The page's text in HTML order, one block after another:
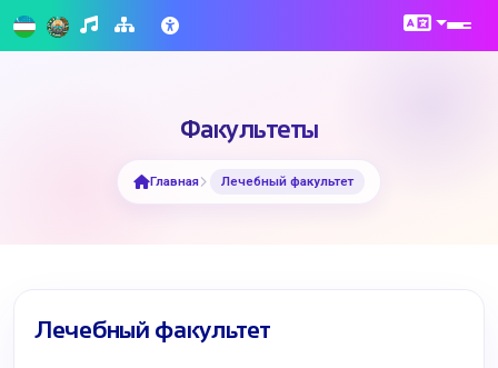
Факультеты
Главная Лечебный факультет
Лечебный факультет